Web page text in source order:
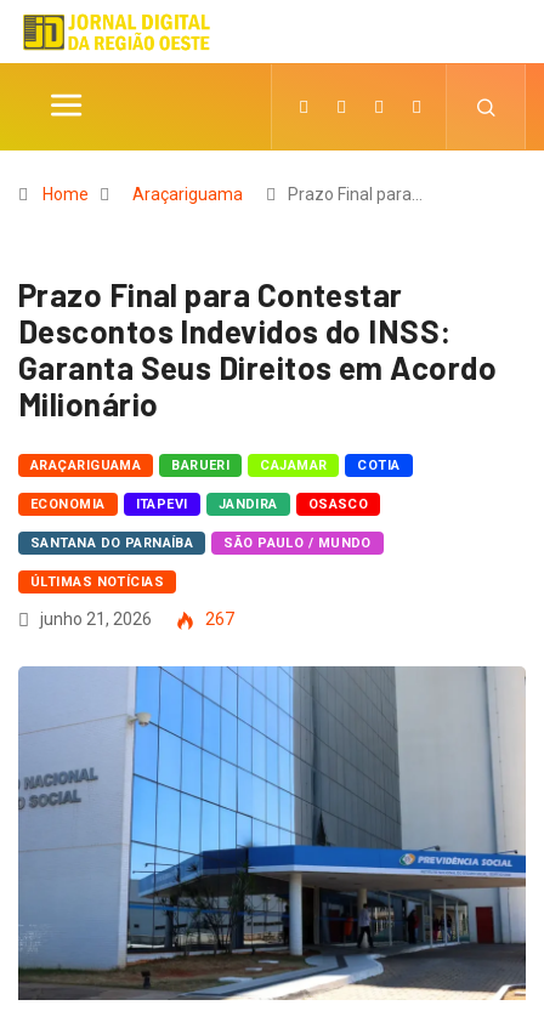
Home Araçariguama Prazo Final para…
Prazo Final para Contestar
Descontos Indevidos do INSS:
Garanta Seus Direitos em Acordo
Milionário
ARAÇARIGUAMA BARUERI CAJAMAR COTIA
ECONOMIA ITAPEVI JANDIRA OSASCO
SANTANA DO PARNAÍBA SÃO PAULO / MUNDO
ÚLTIMAS NOTÍCIAS
junho 21, 2026 267